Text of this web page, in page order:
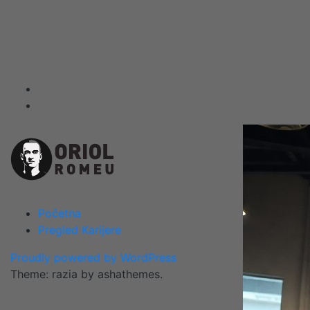
Početna
Pregled Karijere
Proudly powered by WordPress
Theme: razia by ashathemes.